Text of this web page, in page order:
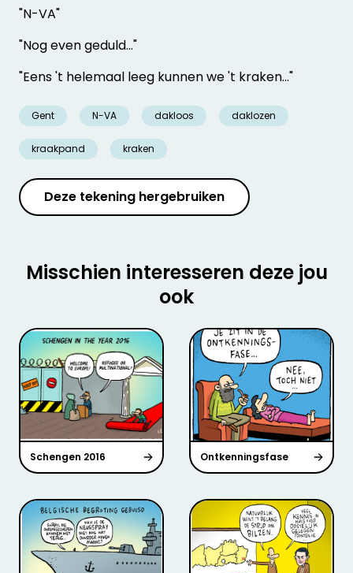
"N-VA"
"Nog even geduld..."
"Eens 't helemaal leeg kunnen we 't kraken..."
Gent N-VA dakloos daklozen
kraakpand kraken
Deze tekening hergebruiken
Misschien interesseren deze jou
ook
Schengen 2016 Ontkenningsfase